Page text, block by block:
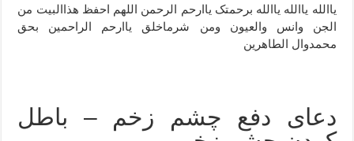
یاالله یاالله یاالله برحمتک یاارحم الرحمن اللهم احفظ هذاالبیت من
الجن وانس والعیون ومن شرماخلق یاارحم الراحمین بحق
محمدوال الطاهرین
دعای دفع چشم زخم – باطل